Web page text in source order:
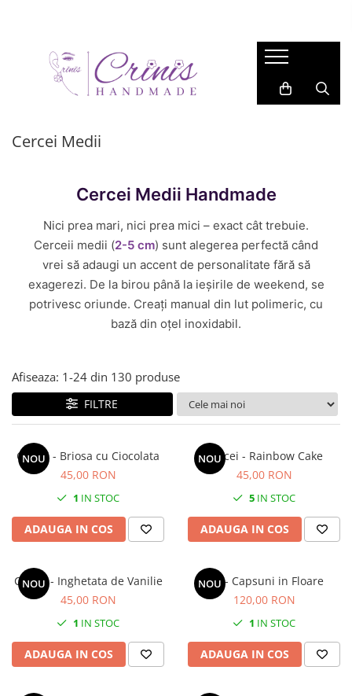
COLECTIE
Gift for Her
Martisor
Back 2 School
Easter
Autumn
Summer
Halloween
Friends
Fundite
Monstera
Neon Collection
Passion for Red
Pink Pastel
Tiny but Mighty
White Sensation
BIJUTERII
Cercei Studs
ACCESORII
ACCESORII PAR
SAFETY PINS
LUMANARI
Lumanari in Recipiente de Sticla
Wax Melts
Cercei Medii
Cercei Medii Handmade
Nici prea mari, nici prea mici – exact cât trebuie.
Cerceii medii (2-5 cm) sunt alegerea perfectă când
vrei să adaugi un accent de personalitate fără să
exagerezi. De la birou până la ieșirile de weekend, se
potrivesc oriunde. Creați manual din lut polimeric, cu
bază din oțel inoxidabil.
Afiseaza: 1-24 din 130 produse
FILTRE
NOU
Cercei - Briosa cu Ciocolata
45,00 RON
1 IN STOC
ADAUGA IN COS
NOU
Cercei - Rainbow Cake
45,00 RON
5 IN STOC
ADAUGA IN COS
NOU
Cercei - Inghetata de Vanilie
45,00 RON
1 IN STOC
ADAUGA IN COS
NOU
Set - Capsuni in Floare
120,00 RON
1 IN STOC
ADAUGA IN COS